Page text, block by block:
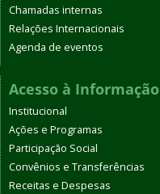
Chamadas internas
Relações Internacionais
Agenda de eventos
Acesso à Informação
Institucional
Ações e Programas
Participação Social
Convênios e Transferências
Receitas e Despesas